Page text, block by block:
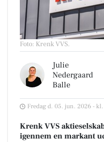
Foto: Krenk VVS.
Julie
Nedergaard
Balle
Fredag d. 05. jun. 2026 -
Krenk VVS
igennem en markant